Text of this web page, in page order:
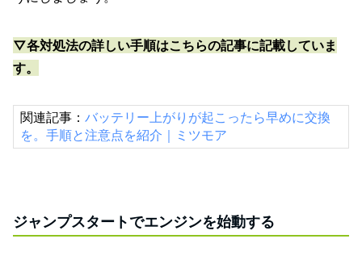
▽各対処法の詳しい手順はこちらの記事に記載していま
す。
関連記事： バッテリー上がりが起こったら早めに交換
を。手順と注意点を紹介｜ミツモア
ジャンプスタートでエンジンを始動する